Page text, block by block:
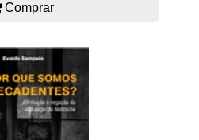
Comprar